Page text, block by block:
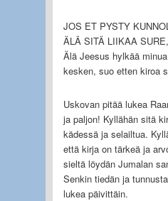
JOS ET PYSTY
ÄLÄ SITÄ LIIKAA
Älä Jeesus hylkää
kesken, suo etten kiroa
Uskovan pitää lukea
ja paljon! Kyllähän sitä
kädessä ja selailtua.
että kirja on tärkeä ja
sieltä löydän Jumalan
Senkin tiedän ja
lukea päivittäin.